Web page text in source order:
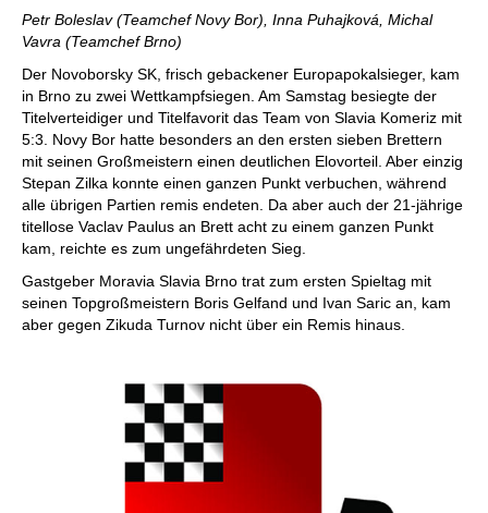
Petr Boleslav (Teamchef Novy Bor), Inna Puhajková, Michal
Vavra (Teamchef Brno)
Der Novoborsky SK, frisch gebackener Europapokalsieger, kam
in Brno zu zwei Wettkampfsiegen. Am Samstag besiegte der
Titelverteidiger und Titelfavorit das Team von Slavia Komeriz mit
5:3. Novy Bor hatte besonders an den ersten sieben Brettern
mit seinen Großmeistern einen deutlichen Elovorteil. Aber einzig
Stepan Zilka konnte einen ganzen Punkt verbuchen, während
alle übrigen Partien remis endeten. Da aber auch der 21-jährige
titellose Vaclav Paulus an Brett acht zu einem ganzen Punkt
kam, reichte es zum ungefährdeten Sieg.
Gastgeber Moravia Slavia Brno trat zum ersten Spieltag mit
seinen Topgroßmeistern Boris Gelfand und Ivan Saric an, kam
aber gegen Zikuda Turnov nicht über ein Remis hinaus.